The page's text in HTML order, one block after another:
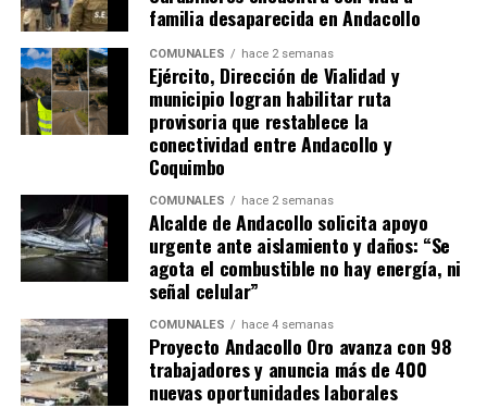
familia desaparecida en Andacollo
COMUNALES hace 2 semanas
Ejército, Dirección de Vialidad y
municipio logran habilitar ruta
provisoria que restablece la
conectividad entre Andacollo y
Coquimbo
COMUNALES hace 2 semanas
Alcalde de Andacollo solicita apoyo
urgente ante aislamiento y daños: “Se
agota el combustible no hay energía, ni
señal celular”
COMUNALES hace 4 semanas
Proyecto Andacollo Oro avanza con 98
trabajadores y anuncia más de 400
nuevas oportunidades laborales